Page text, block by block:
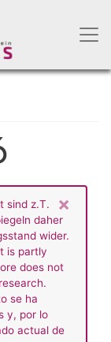
×
sind z.T.
daher
wider.
is partly
does not
se ha
y, por lo
actual de